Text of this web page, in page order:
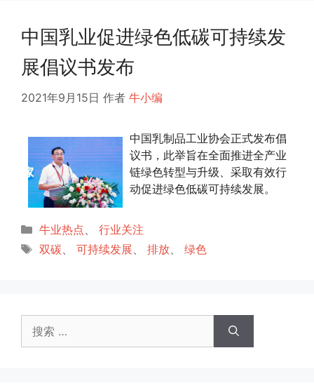
中国乳业促进绿色低碳可持续发
展倡议书发布
2021年9月15日 作者 牛小编
中国乳制品工业协会正式发布倡
议书，此举旨在全面推进全产业
链绿色转型与升级、采取有效行
动促进绿色低碳可持续发展。
分
类
牛业热点、 行业关注
标
双碳、 可持续发展、 排放、 绿色
索：